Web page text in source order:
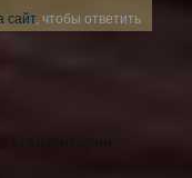
сайт, чтобы ответить
комментарии.